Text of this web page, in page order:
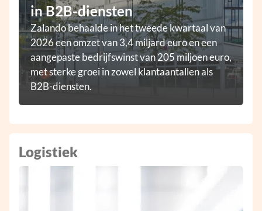
in B2B-diensten
Zalando behaalde in het tweede kwartaal van
2026 een omzet van 3,4 miljard euro en een
aangepaste bedrijfswinst van 205 miljoen euro,
met sterke groei in zowel klantaantallen als
B2B-diensten.
Logistiek